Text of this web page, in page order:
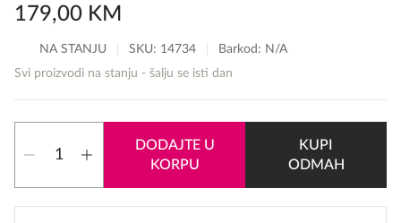
179,00 KM
NA STANJU SKU: 14734
Barkod: N/A
Svi proizvodi na stanju - šalju se isti dan
Coco
količina
DODAJTE U
KORPU
KUPI
ODMAH